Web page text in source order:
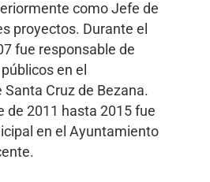
como Jefe de
proyectos. Durante el
fue responsable de
en el
Cruz de Bezana.
de 2011 hasta 2015 fue
en el Ayuntamiento